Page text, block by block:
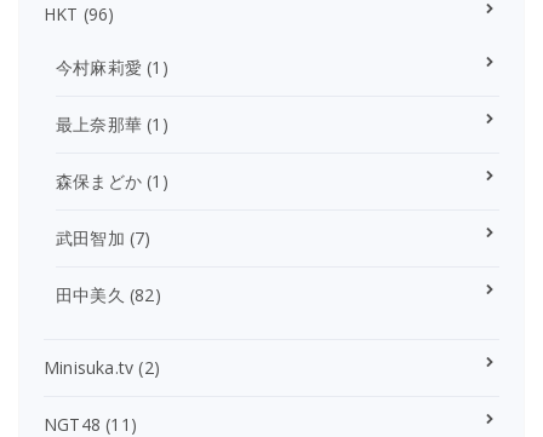
HKT (96)
今村麻莉愛 (1)
最上奈那華 (1)
森保まどか (1)
武田智加 (7)
田中美久 (82)
Minisuka.tv (2)
NGT48 (11)